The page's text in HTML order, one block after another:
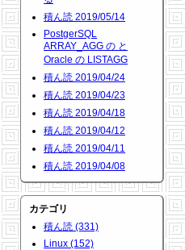
積ん読 2019/05/14
PostgerSQL
ARRAY_AGG の と
Oracle の LISTAGG
積ん読 2019/04/24
積ん読 2019/04/23
積ん読 2019/04/18
積ん読 2019/04/12
積ん読 2019/04/11
積ん読 2019/04/08
カテゴリ
積ん読 (331)
Linux (152)